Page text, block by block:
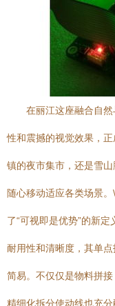
在丽江这座融合自
性和震撼的视觉效果，
镇的夜市集市，还是雪
随心移动适应各类场景
了“可视即是优势”的新
耐用性和清晰度，其单
简易。不仅仅是物料拼
精细化拆分使动线也充